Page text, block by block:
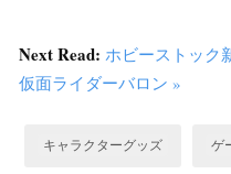
Next Read: ホビーストック
仮面ライダーバロン »
キャラクターグッズ ゲ